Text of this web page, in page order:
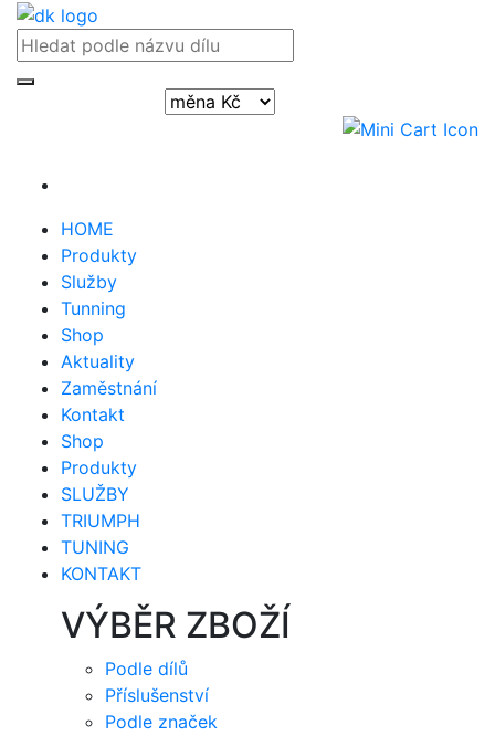
HOME
Produkty
Služby
Tunning
Shop
Aktuality
Zaměstnání
Kontakt
Shop
Produkty
SLUŽBY
TRIUMPH
TUNING
KONTAKT
VÝBĚR ZBOŽÍ
Podle dílů
Příslušenství
Podle značek